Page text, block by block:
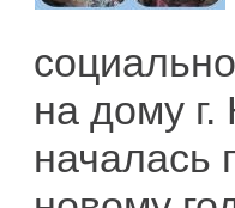
на дому
началась